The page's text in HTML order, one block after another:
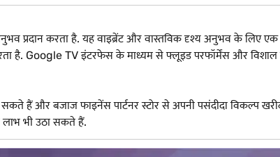
प्रदान करता है. यह वाइब्रेंट और वास्तविक दृश्य अनुभव के लिए
है. Google TV इंटरफेस के माध्यम से फ्लूइड परफॉर्मेंस और
हैं और बजाज फाइनेंस पार्टनर स्टोर से अपनी पसंदीदा विकल्प
भी उठा सकते हैं.